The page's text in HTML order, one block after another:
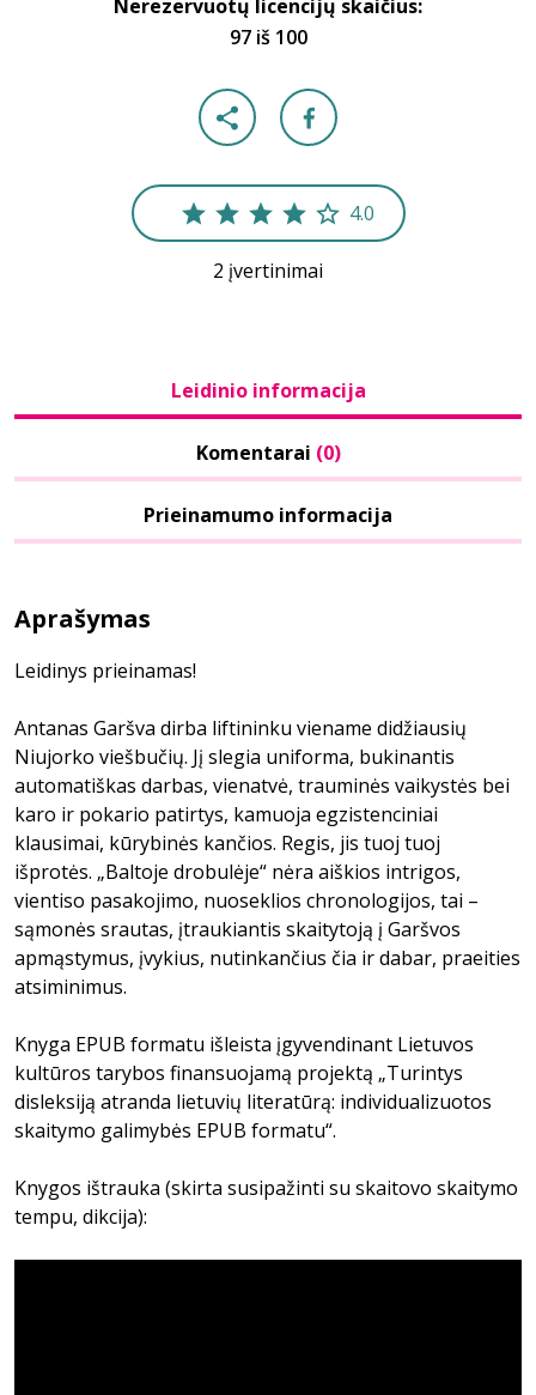
Nerezervuotų licencijų skaičius:
97 iš 100
4.0
2 įvertinimai
Leidinio informacija
Komentarai (0)
Prieinamumo informacija
Aprašymas
Leidinys prieinamas!
Antanas Garšva dirba liftininku viename didžiausių
Niujorko viešbučių. Jį slegia uniforma, bukinantis
automatiškas darbas, vienatvė, trauminės vaikystės bei
karo ir pokario patirtys, kamuoja egzistenciniai
klausimai, kūrybinės kančios. Regis, jis tuoj tuoj
išprotės. „Baltoje drobulėje“ nėra aiškios intrigos,
vientiso pasakojimo, nuoseklios chronologijos, tai –
sąmonės srautas, įtraukiantis skaitytoją į Garšvos
apmąstymus, įvykius, nutinkančius čia ir dabar, praeities
atsiminimus.
Knyga EPUB formatu išleista įgyvendinant Lietuvos
kultūros tarybos finansuojamą projektą „Turintys
disleksiją atranda lietuvių literatūrą: individualizuotos
skaitymo galimybės EPUB formatu“.
Knygos ištrauka (skirta susipažinti su skaitovo skaitymo
tempu, dikcija):